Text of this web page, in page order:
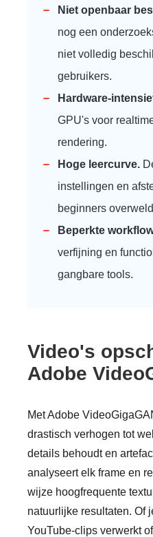
Niet openbaar
nog een
niet volledig
gebruikers.
Hardware-
GPU's voor
rendering.
Hoge leercurve.
instellingen en
beginners
Beperkte
verfijning en
gangbare tools.
Video's
Adobe
Met Adobe
drastisch verhogen tot
details behoudt en
analyseert elk frame en
wijze hoogfrequente
natuurlijke resultaten. Of
YouTube-clips verwerkt